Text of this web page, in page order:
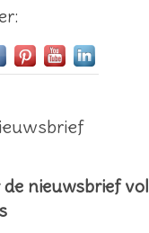
nieuwsbrief vol